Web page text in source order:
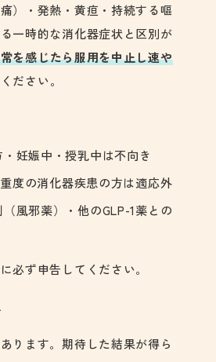
）・発熱・黄疸・持続する嘔
一時的な消化器症状と区別が
を感じたら服用を中止し速や
ださい。
妊娠中・授乳中は不向き
度の消化器疾患の方は適応外
風邪薬）・他のGLP-1薬との
必ず申告してください。
ります。期待した結果が得ら